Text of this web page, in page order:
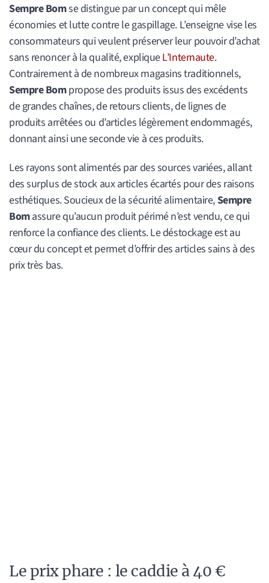
Sempre Bomse distingue par un concept qui mêle
économies et lutte contre le gaspillage. L’enseigne vise les
consommateurs qui veulent préserver leur pouvoir d’achat
sans renoncer à la qualité, expliqueL’Internaute.
Contrairement à de nombreux magasins traditionnels,
Sempre Bompropose des produits issus des excédents
de grandes chaînes, de retours clients, de lignes de
produits arrêtées ou d’articles légèrement endommagés,
donnant ainsi une seconde vie à ces produits.
Les rayons sont alimentés par des sources variées, allant
des surplus de stock aux articles écartés pour des raisons
esthétiques. Soucieux de la sécurité alimentaire,Sempre
Bomassure qu’aucun produit périmé n’est vendu, ce qui
renforce la confiance des clients. Le déstockage est au
cœur du concept et permet d’offrir des articles sains à des
prix très bas.
Le prix phare : le caddie à 40 €